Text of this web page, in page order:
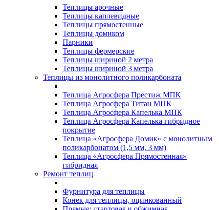
Теплицы арочные
Теплицы каплевидные
Теплицы прямостенные
Теплицы домиком
Парники
Теплицы фермерские
Теплицы шириной 2 метра
Теплицы шириной 3 метра
Теплицы из монолитного поликарбоната
Теплица Агросфера Престиж МПК
Теплица Агросфера Титан МПК
Теплица Агросфера Капелька МПК
Теплица Агросфера Капелька гибридное
покрытие
Теплица «Агросфера Домик» с монолитным
поликарбонатом (1,5 мм, 3 мм)
Теплица «Агросфера Прямостенная»
гибридная
Ремонт теплиц
Фурнитура для теплицы
Конек для теплицы, оцинкованный